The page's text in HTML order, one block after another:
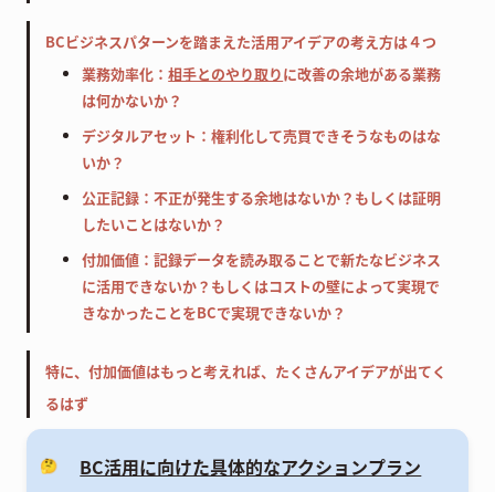
BCビジネスパターンを踏まえた活用アイデアの考え方は４つ
業務効率化：相手とのやり取りに改善の余地がある業務
は何かないか？
デジタルアセット：権利化して売買できそうなものはな
いか？
公正記録：不正が発生する余地はないか？もしくは証明
したいことはないか？
付加価値：記録データを読み取ることで新たなビジネス
に活用できないか？もしくはコストの壁によって実現で
きなかったことをBCで実現できないか？
特に、付加価値はもっと考えれば、たくさんアイデアが出てく
るはず
🤔 BC活用に向けた具体的なアクションプラン